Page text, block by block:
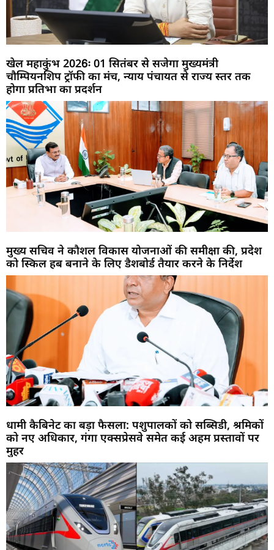
खेल महाकुंभ 2026ः 01 सितंबर से सजेगा मुख्यमंत्री
चौम्पियनशिप ट्रॉफी का मंच, न्याय पंचायत से राज्य स्तर तक
होगा प्रतिभा का प्रदर्शन
मुख्य सचिव ने कौशल विकास योजनाओं की समीक्षा की, प्रदेश
को स्किल हब बनाने के लिए डैशबोर्ड तैयार करने के निर्देश
धामी कैबिनेट का बड़ा फैसला: पशुपालकों को सब्सिडी, श्रमिकों
को नए अधिकार, गंगा एक्सप्रेसवे समेत कई अहम प्रस्तावों पर
मुहर